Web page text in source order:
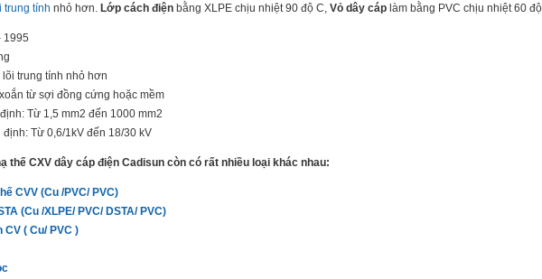
trung tính nhỏ hơn. Lớp cách điện bằng XLPE chịu nhiệt 90 độ C, Vỏ dây cáp làm bằng PVC chịu nhiệt 60
1995
lõi trung tính nhỏ hơn
từ sợi đồng cứng hoặc mềm
Từ 1,5 mm2 đến 1000 mm2
Từ 0,6/1kV đến 18/30 kV
thế CXV dây cáp điện Cadisun còn có rất nhiều loại khác nhau:
CVV (Cu /PVC/ PVC)
(Cu /XLPE/ PVC/ DSTA/ PVC)
( Cu/ PVC )